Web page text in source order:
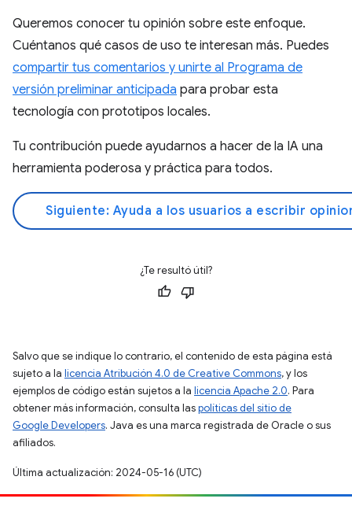
Queremos conocer tu opinión sobre este enfoque.
Cuéntanos qué casos de uso te interesan más. Puedes
compartir tus comentarios y unirte al Programa de
versión preliminar anticipada para probar esta
tecnología con prototipos locales.
Tu contribución puede ayudarnos a hacer de la IA una
herramienta poderosa y práctica para todos.
Siguiente: Ayuda a los usuarios a escribir
¿Te resultó útil?
Salvo que se indique lo contrario, el contenido de esta página está
sujeto a la licencia Atribución 4.0 de Creative Commons, y los
ejemplos de código están sujetos a la licencia Apache 2.0. Para
obtener más información, consulta laspolíticas del sitio de
Google Developers. Java es una marca registrada de Oracle o sus
afiliados.
Última actualización: 2024-05-16 (UTC)